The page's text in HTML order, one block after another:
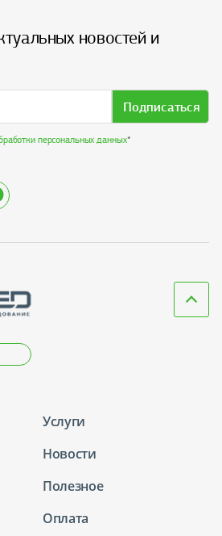
новостей и
Подписаться
персональных данных*
Услуги
Новости
Полезное
Оплата